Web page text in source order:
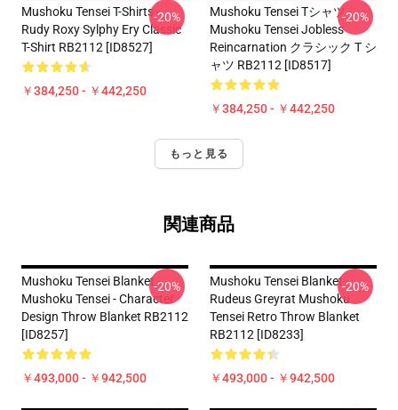
Mushoku Tensei T-Shirts -
Rudy Roxy Sylphy Ery Classic
T-Shirt RB2112 [ID8527]
￥384,250 - ￥442,250
-20%
Mushoku Tensei Tシャツ -
Mushoku Tensei Jobless
Reincarnation クラシック T シ
ャツ RB2112 [ID8517]
￥384,250 - ￥442,250
-20%
もっと見る
関連商品
Mushoku Tensei Blanket -
Mushoku Tensei - Character
Design Throw Blanket RB2112
[ID8257]
￥493,000 - ￥942,500
-20%
Mushoku Tensei Blanket -
Rudeus Greyrat Mushoku
Tensei Retro Throw Blanket
RB2112 [ID8233]
￥493,000 - ￥942,500
-20%